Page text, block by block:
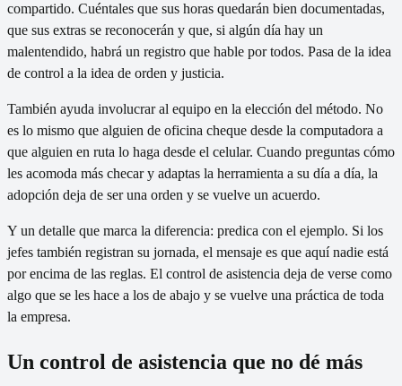
compartido. Cuéntales que sus horas quedarán bien documentadas,
que sus extras se reconocerán y que, si algún día hay un
malentendido, habrá un registro que hable por todos. Pasa de la idea
de control a la idea de orden y justicia.
También ayuda involucrar al equipo en la elección del método. No
es lo mismo que alguien de oficina cheque desde la computadora a
que alguien en ruta lo haga desde el celular. Cuando preguntas cómo
les acomoda más checar y adaptas la herramienta a su día a día, la
adopción deja de ser una orden y se vuelve un acuerdo.
Y un detalle que marca la diferencia: predica con el ejemplo. Si los
jefes también registran su jornada, el mensaje es que aquí nadie está
por encima de las reglas. El control de asistencia deja de verse como
algo que se les hace a los de abajo y se vuelve una práctica de toda
la empresa.
Un control de asistencia que no dé más